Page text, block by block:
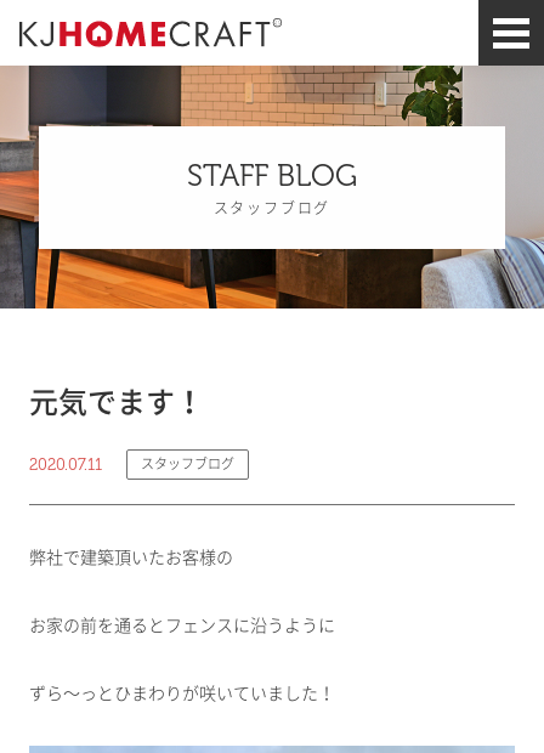
STAFF BLOG
スタッフブログ
元気でます！
2020.07.11 スタッフブログ
弊社で建築頂いたお客様の
お家の前を通るとフェンスに沿うように
ずら～っとひまわりが咲いていました！